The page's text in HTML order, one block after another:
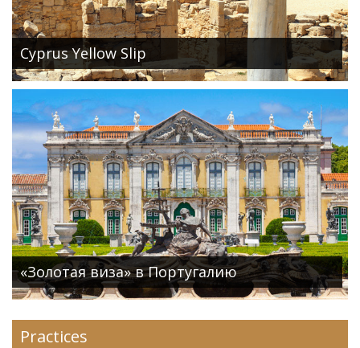
Cyprus Yellow Slip
«Золотая виза» в Португалию
Practices